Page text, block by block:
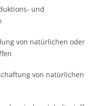
und
von natürlichen oder
von natürlichen